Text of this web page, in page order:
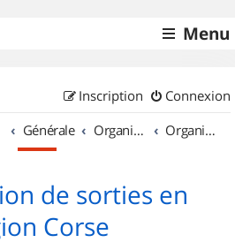
Menu
Connexion
Inscription
Générale Organisation de sorties & Recherche de partenaires Organisation de sorties en région Corse
de sorties en
Corse